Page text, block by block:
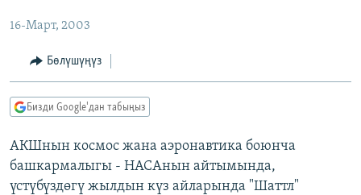
МАДАНИЯТ
ТВ ПРОГРАММАЛАР
БҮГҮН АЗАТТЫКТА
ДАНИСТЕ
ЭЖЕ-СИҢДИЛЕР
ПОДКАСТ
ОНЛАЙН ШЕРИНЕ
16-Март, 2003
Бөлүшүңүз
Бизди Google'дан табыңыз
АКШнын космос жана аэронавтика боюнча
башкармалыгы - НАСАнын айтымында,
үстүбүздөгү жылдын күз айларында "Шаттл"